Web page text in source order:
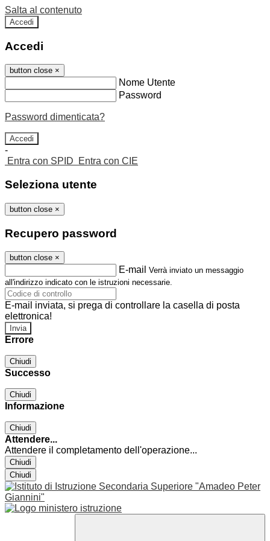
Salta al contenuto
Accedi
Accedi
button close ×
Nome Utente
Password
Password dimenticata?
-
Entra con SPID
Entra con CIE
Seleziona utente
button close ×
Recupero password
button close ×
E-mail Verrà inviato un messaggio
all'indirizzo indicato con le istruzioni necessarie.
E-mail inviata, si prega di controllare la casella di posta
elettronica!
Errore
Chiudi
Successo
Chiudi
Informazione
Chiudi
Attendere...
Attendere il completamento dell'operazione...
Chiudi
Chiudi